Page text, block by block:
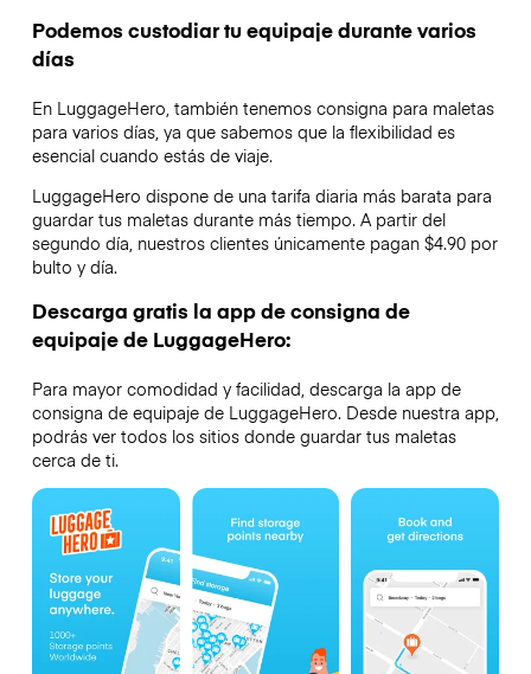
Podemos custodiar tu equipaje durante varios
días
En LuggageHero, también tenemos consigna para maletas
para varios días, ya que sabemos que la flexibilidad es
esencial cuando estás de viaje.
LuggageHero dispone de una tarifa diaria más barata para
guardar tus maletas durante más tiempo. A partir del
segundo día, nuestros clientes únicamente pagan $4.90 por
bulto y día.
Descarga gratis la app de consigna de
equipaje de LuggageHero:
Para mayor comodidad y facilidad, descarga la app de
consigna de equipaje de LuggageHero. Desde nuestra app,
podrás ver todos los sitios donde guardar tus maletas
cerca de ti.